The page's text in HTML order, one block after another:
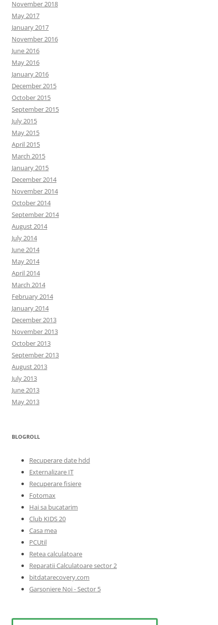
November 2018
May 2017
January 2017
November 2016
June 2016
May 2016
January 2016
December 2015
October 2015
September 2015
July 2015
May 2015
April 2015
March 2015
January 2015
December 2014
November 2014
October 2014
September 2014
August 2014
July 2014
June 2014
May 2014
April 2014
March 2014
February 2014
January 2014
December 2013
November 2013
October 2013
September 2013
August 2013
July 2013
June 2013
May 2013
BLOGROLL
Recuperare date hdd
Externalizare IT
Recuperare fisiere
Fotomax
Hai sa bucatarim
Club KIDS 20
Casa mea
PCUtil
Retea calculatoare
Reparatii Calculatoare sector 2
bitdatarecovery.com
Garsoniere Noi - Sector 5